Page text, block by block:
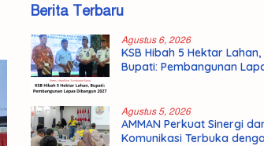
Berita Terbaru
Agustus 6, 2026
KSB Hibah 5 Hektar Lahan,
Bupati: Pembangunan
Agustus 5, 2026
AMMAN Perkuat Sinergi
Komunikasi Terbuka